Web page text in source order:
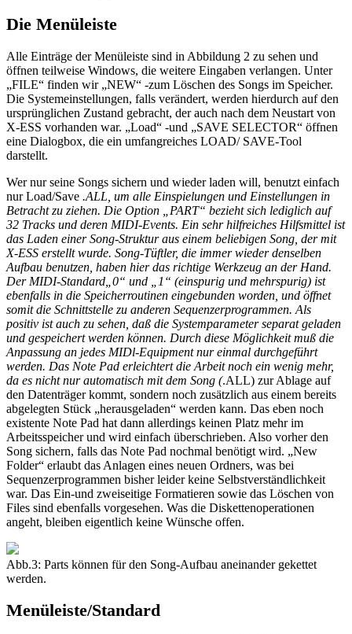
Die Menüleiste
Alle Einträge der Menüleiste sind in Abbildung 2 zu sehen und
öffnen teilweise Windows, die weitere Eingaben verlangen. Unter
„FILE“ finden wir „NEW“ -zum Löschen des Songs im Speicher.
Die Systemeinstellungen, falls verändert, werden hierdurch auf den
ursprünglichen Zustand gebracht, der auch nach dem Neustart von
X-ESS vorhanden war. „Load“ -und „SAVE SELECTOR“ öffnen
eine Dialogbox, die ein umfangreiches LOAD/ SAVE-Tool
darstellt.
Wer nur seine Songs sichern und wieder laden will, benutzt einfach
nur Load/Save .ALL, um alle Einspielungen und Einstellungen in
Betracht zu ziehen. Die Option „PART“ bezieht sich lediglich auf
32 Tracks und deren MIDI-Events. Ein sehr hilfreiches Hilfsmittel ist
das Laden einer Song-Struktur aus einem beliebigen Song, der mit
X-ESS erstellt wurde. Song-Tüftler, die immer wieder denselben
Aufbau benutzen, haben hier das richtige Werkzeug an der Hand.
Der MIDI-Standard„0“ und „1“ (einspurig und mehrspurig) ist
ebenfalls in die Speicherroutinen eingebunden worden, und öffnet
somit die Schnittstelle zu anderen Sequenzerprogrammen. Als
positiv ist auch zu sehen, daß die Systemparameter separat geladen
und gespeichert werden können. Durch diese Möglichkeit muß die
Anpassung an jedes MIDl-Equipment nur einmal durchgeführt
werden. Das Note Pad erleichtert die Arbeit noch ein wenig mehr,
da es nicht nur automatisch mit dem Song (.ALL) zur Ablage auf
den Datenträger kommt, sondern noch zusätzlich aus einem bereits
abgelegten Stück „herausgeladen“ werden kann. Das eben noch
existente Note Pad hat dann allerdings keinen Platz mehr im
Arbeitsspeicher und wird einfach überschrieben. Also vorher den
Song sichern, falls das Note Pad nochmal benötigt wird. „New
Folder“ erlaubt das Anlagen eines neuen Ordners, was bei
Sequenzerprogrammen bisher leider keine Selbstverständlichkeit
war. Das Ein-und zweiseitige Formatieren sowie das Löschen von
Files sind ebenfalls vorgesehen. Was die Diskettenoperationen
angeht, bleiben eigentlich keine Wünsche offen.
Abb.3: Parts können für den Song-Aufbau aneinander gekettet
werden.
Menüleiste/Standard